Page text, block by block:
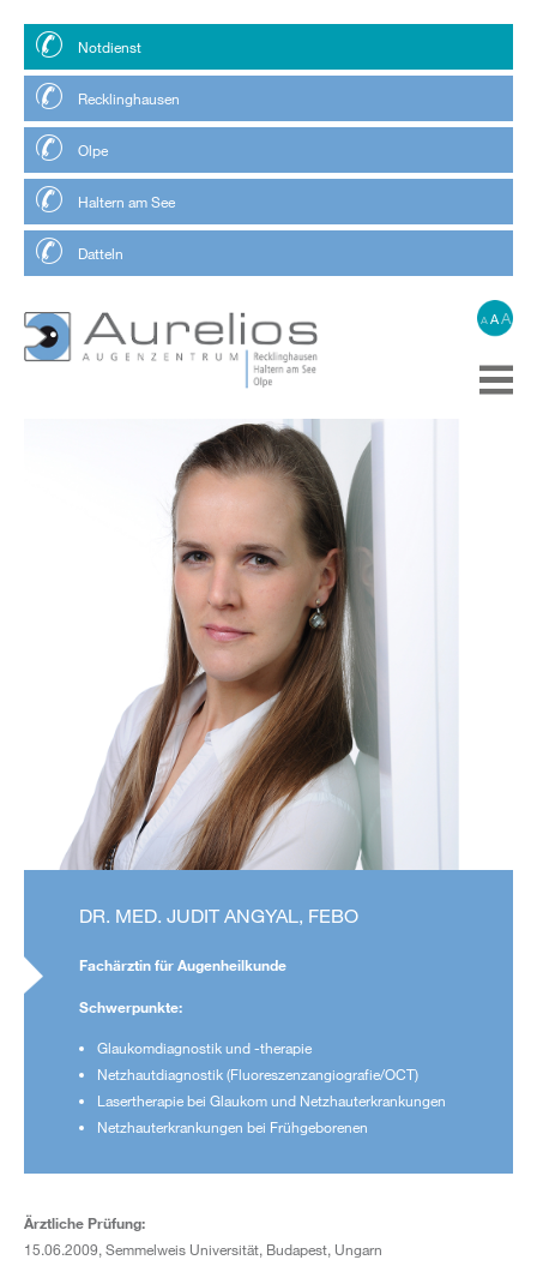
Notdienst
Recklinghausen
Olpe
Haltern am See
Datteln
A AA
DR. MED. JUDIT ANGYAL, FEBO
Fachärztin für Augenheilkunde
Schwerpunkte:
Glaukomdiagnostik und -therapie
Netzhautdiagnostik (Fluoreszenzangiografie/OCT)
Lasertherapie bei Glaukom und Netzhauterkrankungen
Netzhauterkrankungen bei Frühgeborenen
Ärztliche Prüfung:
15.06.2009, Semmelweis Universität, Budapest, Ungarn